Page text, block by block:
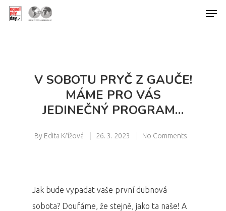
V SOBOTU PRYČ Z GAUČE!
MÁME PRO VÁS
JEDINEČNÝ PROGRAM…
By Edita Křížová 26. 3. 2023 No Comments
Jak bude vypadat vaše první dubnová
sobota? Doufáme, že stejně, jako ta naše! A